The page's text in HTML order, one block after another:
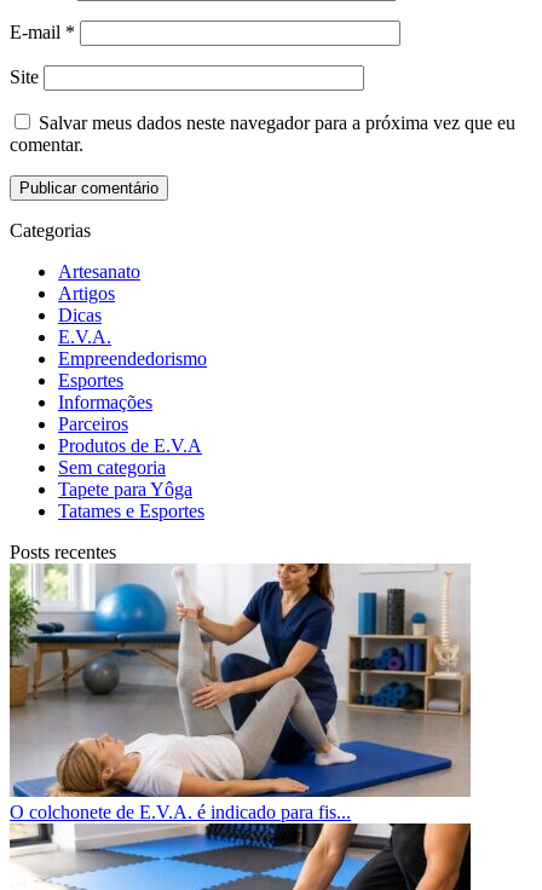
E-mail *
Site
Salvar meus dados neste navegador para a próxima vez que eu
comentar.
Categorias
Artesanato
Artigos
Dicas
E.V.A.
Empreendedorismo
Esportes
Informações
Parceiros
Produtos de E.V.A
Sem categoria
Tapete para Yôga
Tatames e Esportes
Posts recentes
O colchonete de E.V.A. é indicado para fis...